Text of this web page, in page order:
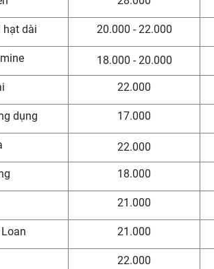
hạt dài 20.000 - 22.000
18.000 - 20.000
22.000
dụng 17.000
22.000
18.000
21.000
21.000
22.000